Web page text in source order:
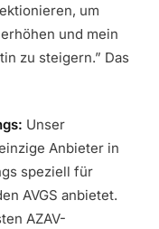
um
und mein
zu steigern.” Das
Unser
Anbieter in
speziell für
AVGS anbietet.
AZAV-